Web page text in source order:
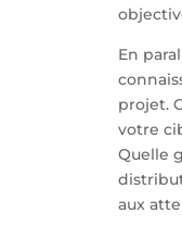
En
projet.
votre
Quelle
aux